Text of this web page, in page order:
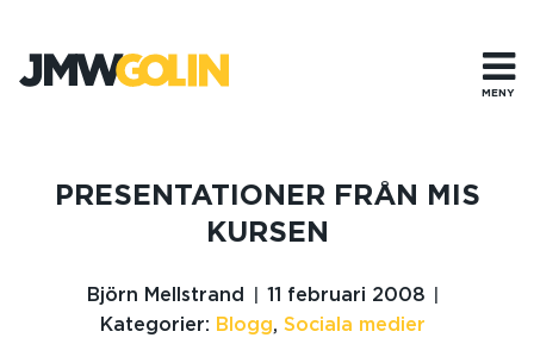
innehåll
MENY
PRESENTATIONER FRÅN MIS
KURSEN
Björn Mellstrand
11 februari 2008
Kategorier: Blogg,Sociala medier